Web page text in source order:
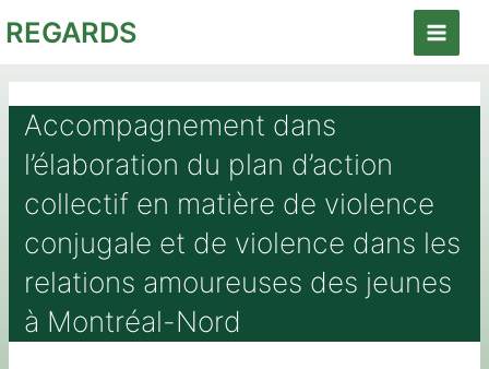
auREGARDS
Main
Accompagnement dans
l’élaboration du plan d’action
collectif en matière de violence
conjugale et de violence dans les
relations amoureuses des jeunes
à Montréal-Nord